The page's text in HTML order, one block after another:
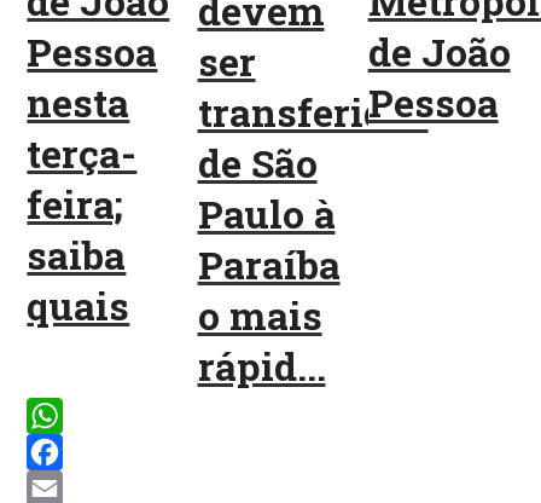
Pessoa
nesta
terça-
feira;
saiba
quais
devem
ser
transferidos
de São
Paulo à
Paraíba
o mais
rápid...
de João
Pessoa
WhatsApp
Facebook